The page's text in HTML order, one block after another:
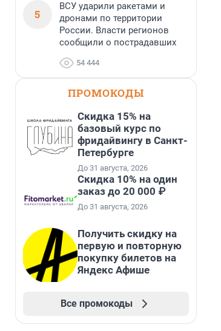
5
ВСУ ударили ракетами и
дронами по территории
России. Власти регионов
сообщили о пострадавших
54 444
ПРОМОКОДЫ
Скидка 15% на
базовый курс по
фридайвингу в Санкт-
Петербурге
До 31 августа, 2026
Скидка 10% на один
заказ до 20 000 ₽
До 31 августа, 2026
Получить скидку на
первую и повторную
покупку билетов на
Яндекс Афише
Все промокоды